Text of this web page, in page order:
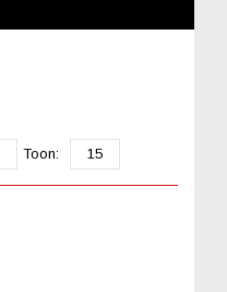
Toon: 15